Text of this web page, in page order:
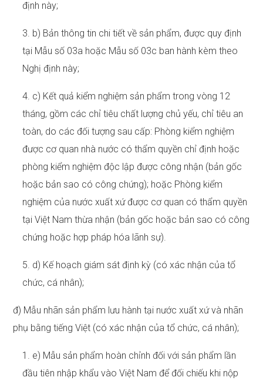
định này;
3. b) Bản thông tin chi tiết về sản phẩm, được quy định
tại Mẫu số 03a hoặc Mẫu số 03c ban hành kèm theo
Nghị định này;
4. c) Kết quả kiểm nghiệm sản phẩm trong vòng 12
tháng, gồm các chỉ tiêu chất lượng chủ yếu, chỉ tiêu an
toàn, do các đối tượng sau cấp: Phòng kiểm nghiệm
được cơ quan nhà nước có thẩm quyền chỉ định hoặc
phòng kiểm nghiệm độc lập được công nhận (bản gốc
hoặc bản sao có công chứng); hoặc Phòng kiểm
nghiệm của nước xuất xứ được cơ quan có thẩm quyền
tại Việt Nam thừa nhận (bản gốc hoặc bản sao có công
chứng hoặc hợp pháp hóa lãnh sự).
5. d) Kế hoạch giám sát định kỳ (có xác nhận của tổ
chức, cá nhân);
đ) Mẫu nhãn sản phẩm lưu hành tại nước xuất xứ và nhãn
phụ bằng tiếng Việt (có xác nhận của tổ chức, cá nhân);
1. e) Mẫu sản phẩm hoàn chỉnh đối với sản phẩm lần
đầu tiên nhập khẩu vào Việt Nam để đối chiếu khi nộp